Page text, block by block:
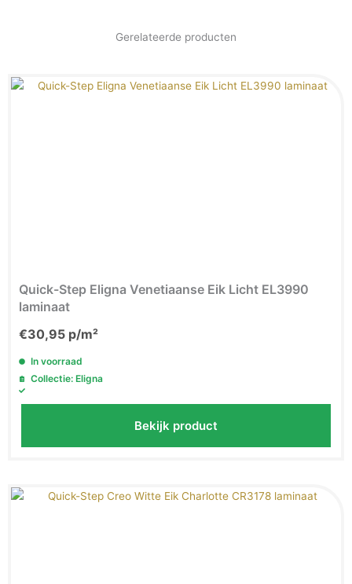
Gerelateerde producten
Quick-Step Eligna Venetiaanse Eik Licht EL3990
laminaat
€30,95 p/m²
In voorraad
Collectie: Eligna
Bekijk product